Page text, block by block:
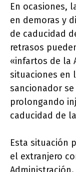
En ocasiones,
en demoras y
de caducidad
retrasos
«infartos de la
situaciones en
sancionador
prolongando
caducidad de
Esta situación
el extranjero